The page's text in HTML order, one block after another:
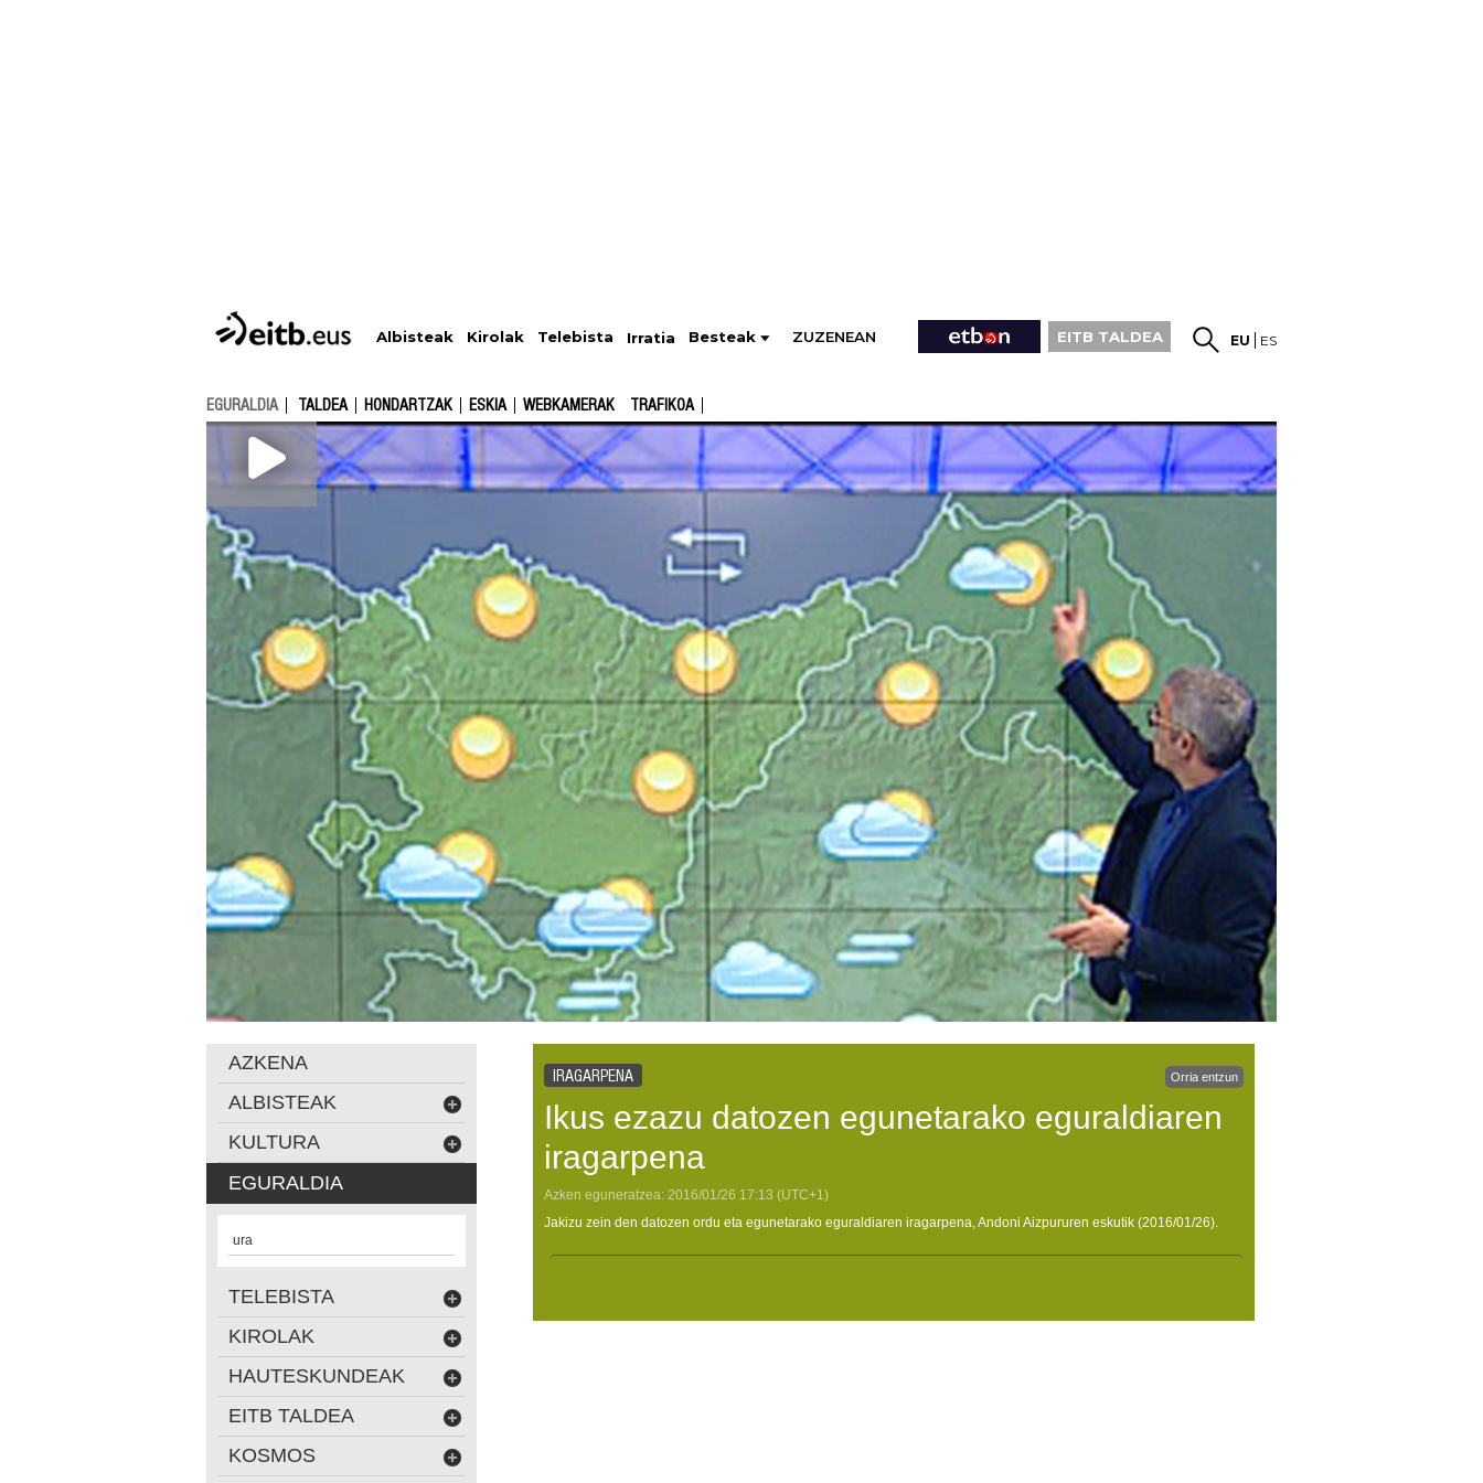
Albisteak Kirolak Telebista Irratia Besteak ZUZENEAN EITB TALDEA EU ES
EGURALDIA TALDEA HONDARTZAK ESKIA WEBKAMERAK TRAFIKOA
IRAGARPENA Orria entzun
Ikus ezazu datozen egunetarako eguraldiaren
iragarpena
Azken eguneratzea: 2016/01/26 17:13 (UTC+1)
Jakizu zein den datozen ordu eta egunetarako eguraldiaren iragarpena, Andoni Aizpururen eskutik (2016/01/26).
AZKENA
ALBISTEAK
KULTURA
EGURALDIA
ura
TELEBISTA
KIROLAK
HAUTESKUNDEAK
EITB TALDEA
KOSMOS